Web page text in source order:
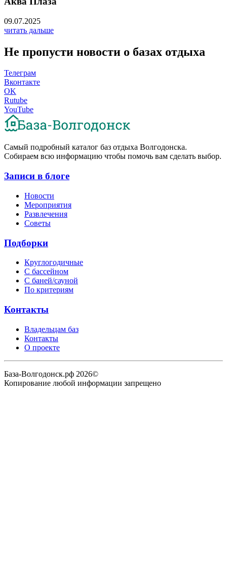
09.07.2025
читать дальше
Не пропусти новости о базах отдыха
Телеграм
Вконтакте
OK
Rutube
YouTube
Cамый подробный каталог баз отдыха Волгодонска.
Собираем всю информацию чтобы помочь вам сделать выбор.
Записи в блоге
Новости
Мероприятия
Развлечения
Советы
Подборки
Круглогодичные
С бассейном
С баней/сауной
По критериям
Контакты
Владельцам баз
Контакты
О проекте
База-Волгодонск.рф 2026©
Копирование любой информации запрещено